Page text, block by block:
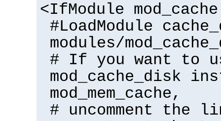
<IfModule
#LoadModule
modules/
# If you want to
mod_cache_disk
mod_mem_cache,
# uncomment the